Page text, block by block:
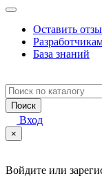
Оставить
База знаний
Поиск
Вход
×
Войдите или